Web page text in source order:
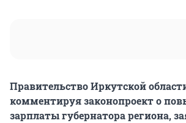
Правительство Иркутской
комментируя законопроект о
зарплаты губернатора региона,